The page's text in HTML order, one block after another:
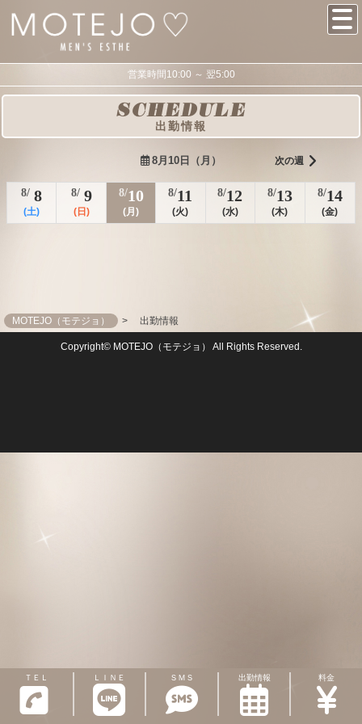
ＴＥＬ ＬＩＮＥ ＳＭＳ 出勤情報 料金
営業時間10:00 ～ 翌5:00
SCHEDULE
出勤情報
8月10日（月） 次の週
8/ 8
(土)
8/9
(日)
8/10
(月)
8/11
(火)
8/12
(水)
8/13
(木)
8/14
(金)
MOTEJO（モテジョ） 出勤情報
Copyright© MOTEJO（モテジョ） All Rights Reserved.